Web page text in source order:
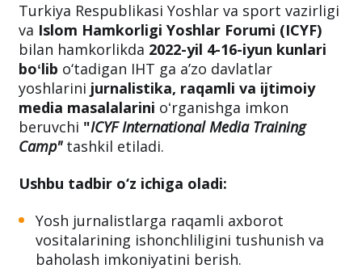
Turkiya Respublikasi Yoshlar va sport vazirligi
va Islom Hamkorligi Yoshlar Forumi (ICYF)
bilan hamkorlikda 2022-yil 4-16-iyun kunlari
boʻlib o‘tadigan IHT ga aʼzo davlatlar
yoshlarini jurnalistika, raqamli va ijtimoiy
media masalalarini oʻrganishga imkon
beruvchi "ICYF International Media Training
Camp" tashkil etiladi.
Ushbu tadbir o‘z ichiga oladi:
Yosh jurnalistlarga raqamli axborot
vositalarining ishonchliligini tushunish va
baholash imkoniyatini berish.